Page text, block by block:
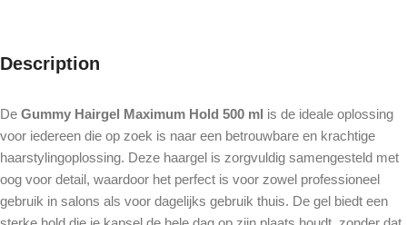
Description
De Gummy Hairgel Maximum Hold 500 ml is de ideale oplossing
voor iedereen die op zoek is naar een betrouwbare en krachtige
haarstylingoplossing. Deze haargel is zorgvuldig samengesteld met
oog voor detail, waardoor het perfect is voor zowel professioneel
gebruik in salons als voor dagelijks gebruik thuis. De gel biedt een